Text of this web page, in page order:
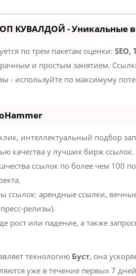
КУВАЛДОЙ - Уникальные
по трем пакетам оценки:
и простым занятием.
- используйте по максимуму
интеллектуальный подбор
качества у лучших бирж ссылок.
ссылок по более чем 100
ссылок: арендные ссылки,
релизы).
рост или падение, а также
технологию Буст, она
уже в течение первых 7